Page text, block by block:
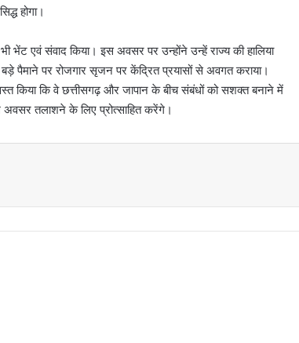
होगा।
भेंट एवं संवाद किया। इस अवसर पर उन्होंने उन्हें राज्य की हालिया
पैमाने पर रोजगार सृजन पर केंद्रित प्रयासों से अवगत कराया।
किया कि वे छत्तीसगढ़ और जापान के बीच संबंधों को सशक्त बनाने में
अवसर तलाशने के लिए प्रोत्साहित करेंगे।